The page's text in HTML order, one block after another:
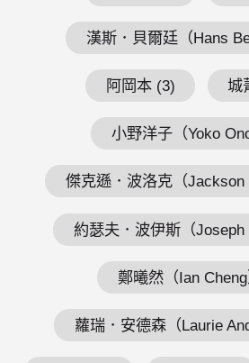
漢斯．貝爾廷（Hans
阿岡本 (3) 城
小野洋子（Yoko
傑克遜．波洛克（
約瑟夫．波伊斯（
鄭曦然（Ian
蘿瑞．安德森（Laurie